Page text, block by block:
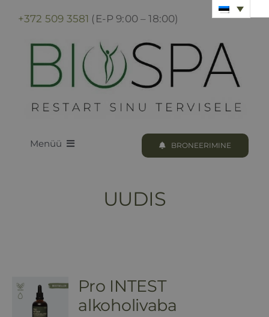
content
+372 509 3581 (E-P 9:00 – 18:00)
Menüü
HINNAKIRI
BRONEERIMINE
UUDIS
Pro INTEST
alkoholivaba